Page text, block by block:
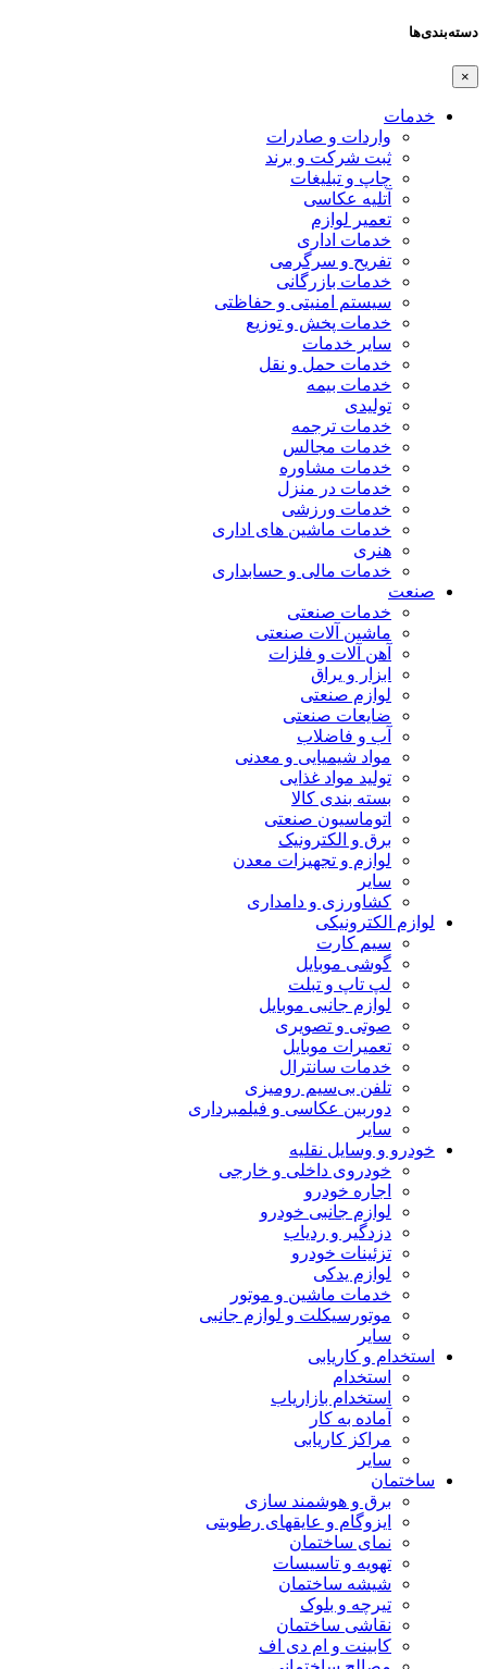
دسته‌بندی‌ها
×
خدمات
واردات و صادرات
ثبت شرکت و برند
چاپ و تبلیغات
آتلیه عکاسی
تعمیر لوازم
خدمات اداری
تفریح و سرگرمی
خدمات بازرگانی
سیستم امنیتی و حفاظتی
خدمات پخش و توزیع
سایر خدمات
خدمات حمل و نقل
خدمات بیمه
تولیدی
خدمات ترجمه
خدمات مجالس
خدمات مشاوره
خدمات در منزل
خدمات ورزشی
خدمات ماشین های اداری
هنری
خدمات مالی و حسابداری
صنعت
خدمات صنعتی
ماشین آلات صنعتی
آهن آلات و فلزات
ابزار و یراق
لوازم صنعتی
ضایعات صنعتی
آب و فاضلاب
مواد شیمیایی و معدنی
تولید مواد غذایی
بسته بندی کالا
اتوماسیون صنعتی
برق و الکترونیک
لوازم و تجهیزات معدن
سایر
کشاورزی و دامداری
لوازم الکترونیکی
سیم کارت
گوشی موبایل
لپ تاپ و تبلت
لوازم جانبی موبایل
صوتی و تصویری
تعمیرات موبایل
خدمات سانترال
تلفن بی‌سیم رومیزی
دوربین عکاسی و فیلمبرداری
سایر
خودرو و وسایل نقلیه
خودروی داخلی و خارجی
اجاره خودرو
لوازم جانبی خودرو
دزدگیر و ردیاب
تزئینات خودرو
لوازم یدکی
خدمات ماشین و موتور
موتورسیکلت و لوازم جانبی
سایر
استخدام و کاریابی
استخدام
استخدام بازاریاب
آماده به کار
مراکز کاریابی
سایر
ساختمان
برق و هوشمند سازی
ایزوگام و عایقهای رطوبتی
نمای ساختمان
تهویه و تاسیسات
شیشه ساختمان
تیرچه و بلوک
نقاشی ساختمان
کابینت و ام دی اف